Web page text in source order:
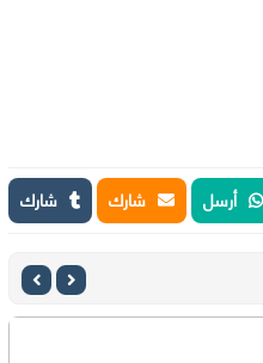
أرسل شارك شارك